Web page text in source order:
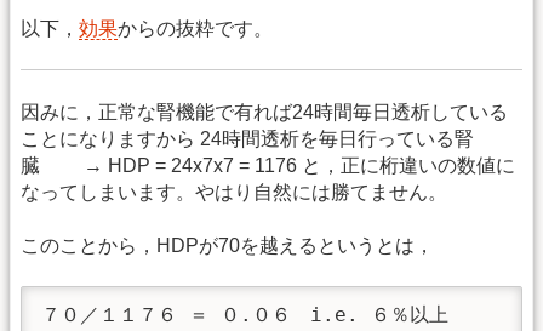
以下， 効果からの抜粋です。
因みに，正常な腎機能で有れば24時間毎日透析している
ことになりますから 24時間透析を毎日行っている腎
臓 → HDP = 24x7x7 = 1176 と，正に桁違いの数値に
なってしまいます。やはり自然には勝てません。
このことから，HDPが70を越えるというとは，
７０／１１７６ ＝ ０.０６　i.e. ６％以上